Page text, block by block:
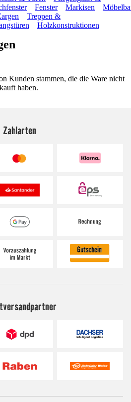
Fenster Markisen
Treppen &
Holzkonstruktionen
Kunden stammen, die die Ware nicht
haben.
Zahlarten